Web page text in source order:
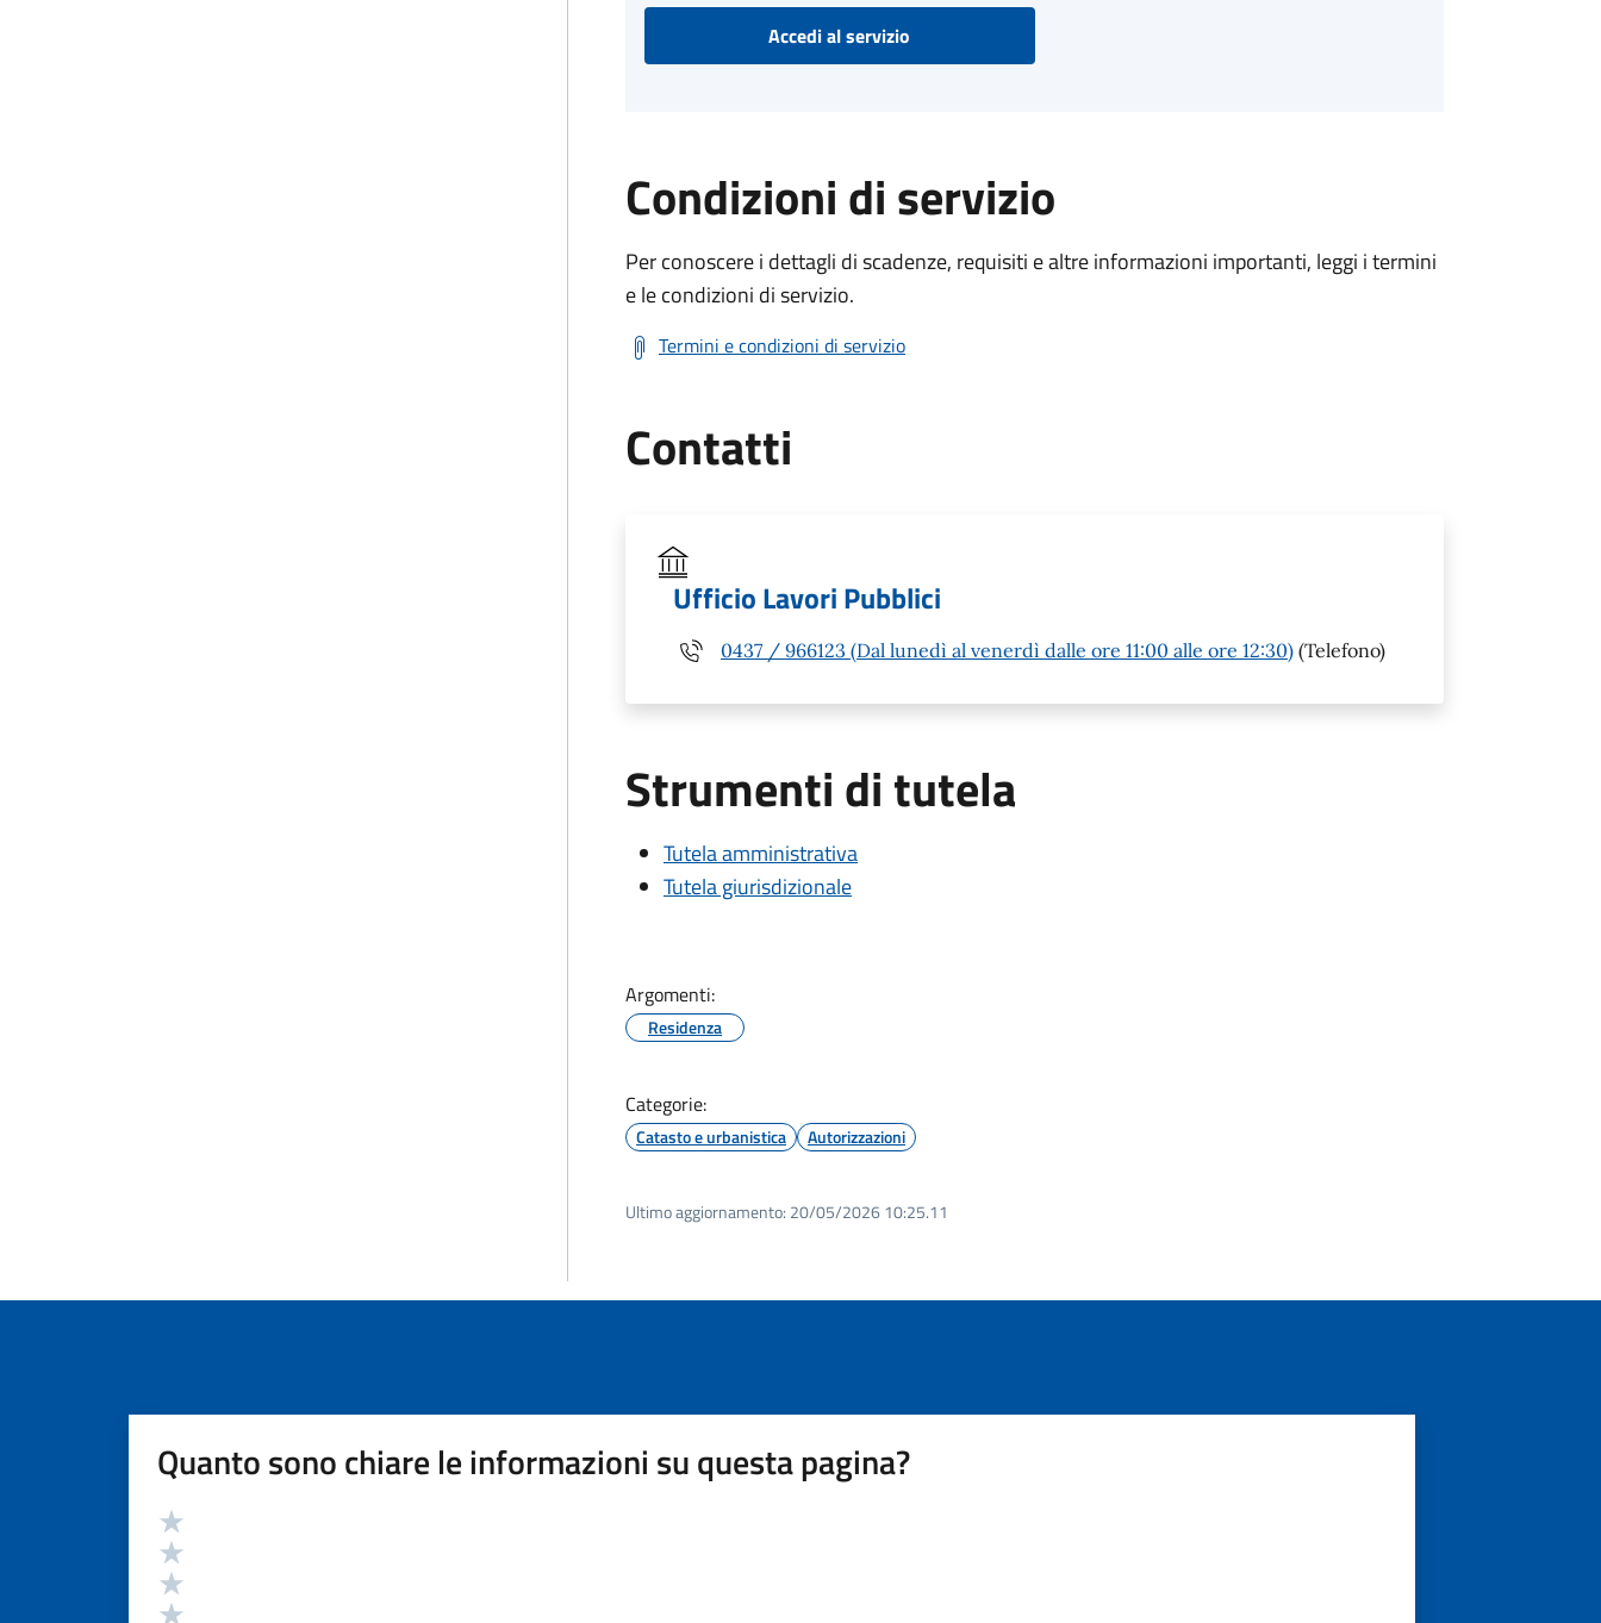
Accedi al servizio
Condizioni di servizio
Per conoscere i dettagli di scadenze, requisiti e altre informazioni importanti, leggi i termini
e le condizioni di servizio.
Termini e condizioni di servizio
Contatti
Ufficio Lavori Pubblici
0437 / 966123 (Dal lunedì al venerdì dalle ore 11:00 alle ore 12:30) (Telefono)
Strumenti di tutela
Tutela amministrativa
Tutela giurisdizionale
Argomenti:
Residenza
Categorie:
Catasto e urbanistica Autorizzazioni
Ultimo aggiornamento: 20/05/2026 10:25.11
Quanto sono chiare le informazioni su questa pagina?
Valutazione